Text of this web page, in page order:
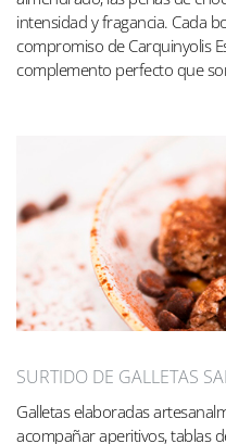
intensidad y fragancia. Cada
compromiso de Carquinyolis
complemento perfecto que
SURTIDO DE GALLETAS
Galletas elaboradas
acompañar aperitivos, tablas